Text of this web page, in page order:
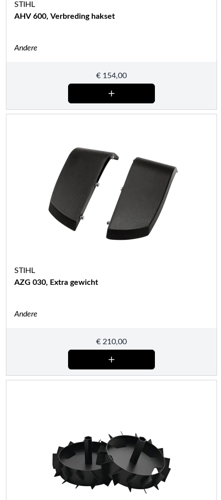
STIHL
AHV 600, Verbreding hakset
Andere
€ 154,00
STIHL
AZG 030, Extra gewicht
Andere
€ 210,00